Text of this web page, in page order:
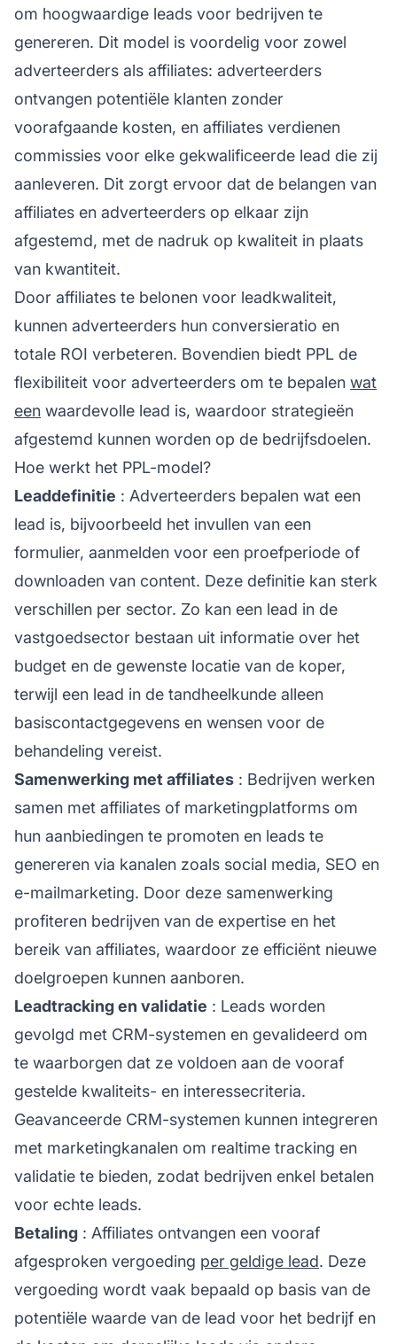
om hoogwaardige leads voor bedrijven te
genereren. Dit model is voordelig voor zowel
adverteerders als affiliates: adverteerders
ontvangen potentiële klanten zonder
voorafgaande kosten, en affiliates verdienen
commissies voor elke gekwalificeerde lead die zij
aanleveren. Dit zorgt ervoor dat de belangen van
affiliates en adverteerders op elkaar zijn
afgestemd, met de nadruk op kwaliteit in plaats
van kwantiteit.
Door affiliates te belonen voor leadkwaliteit,
kunnen adverteerders hun conversieratio en
totale ROI verbeteren. Bovendien biedt PPL de
flexibiliteit voor adverteerders om te bepalen wat
een waardevolle lead is, waardoor strategieën
afgestemd kunnen worden op de bedrijfsdoelen.
Hoe werkt het PPL-model?
Leaddefinitie : Adverteerders bepalen wat een
lead is, bijvoorbeeld het invullen van een
formulier, aanmelden voor een proefperiode of
downloaden van content. Deze definitie kan sterk
verschillen per sector. Zo kan een lead in de
vastgoedsector bestaan uit informatie over het
budget en de gewenste locatie van de koper,
terwijl een lead in de tandheelkunde alleen
basiscontactgegevens en wensen voor de
behandeling vereist.
Samenwerking met affiliates : Bedrijven werken
samen met affiliates of marketingplatforms om
hun aanbiedingen te promoten en leads te
genereren via kanalen zoals social media, SEO en
e-mailmarketing. Door deze samenwerking
profiteren bedrijven van de expertise en het
bereik van affiliates, waardoor ze efficiënt nieuwe
doelgroepen kunnen aanboren.
Leadtracking en validatie : Leads worden
gevolgd met CRM-systemen en gevalideerd om
te waarborgen dat ze voldoen aan de vooraf
gestelde kwaliteits- en interessecriteria.
Geavanceerde CRM-systemen kunnen integreren
met marketingkanalen om realtime tracking en
validatie te bieden, zodat bedrijven enkel betalen
voor echte leads.
Betaling : Affiliates ontvangen een vooraf
afgesproken vergoeding per geldige lead. Deze
vergoeding wordt vaak bepaald op basis van de
potentiële waarde van de lead voor het bedrijf en